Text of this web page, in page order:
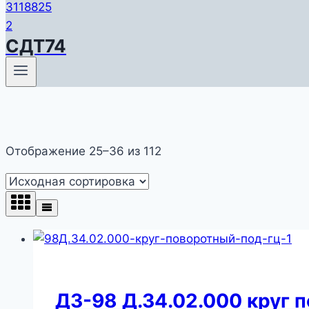
СДТ74
Отображение 25–36 из 112
ДЗ-98 Д.34.02.000 круг